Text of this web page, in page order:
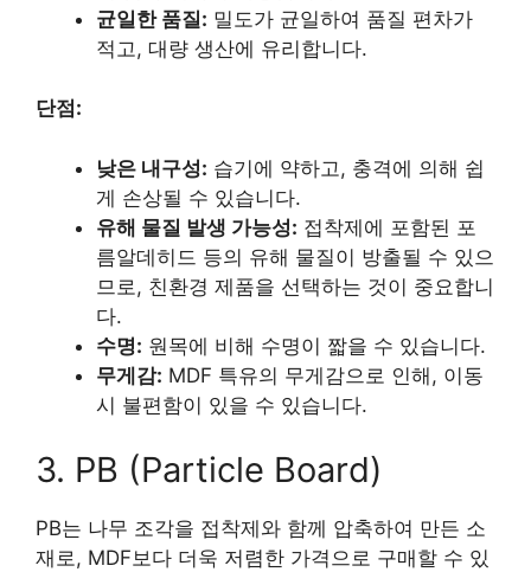
균일한 품질: 밀도가 균일하여 품질 편차가
적고, 대량 생산에 유리합니다.
단점:
낮은 내구성: 습기에 약하고, 충격에 의해 쉽
게 손상될 수 있습니다.
유해 물질 발생 가능성: 접착제에 포함된 포
름알데히드 등의 유해 물질이 방출될 수 있으
므로, 친환경 제품을 선택하는 것이 중요합니
다.
수명: 원목에 비해 수명이 짧을 수 있습니다.
무게감: MDF 특유의 무게감으로 인해, 이동
시 불편함이 있을 수 있습니다.
3. PB (Particle Board)
PB는 나무 조각을 접착제와 함께 압축하여 만든 소
재로, MDF보다 더욱 저렴한 가격으로 구매할 수 있